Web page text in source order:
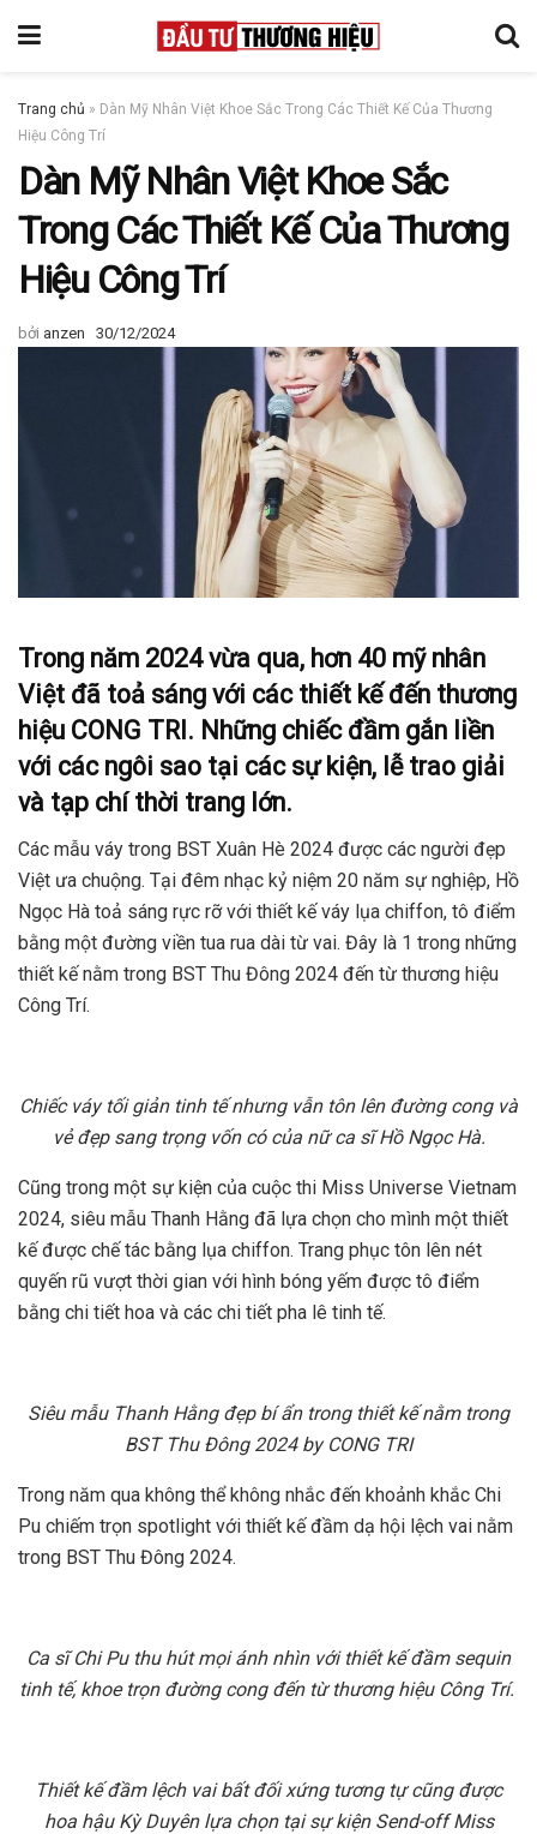
Trang chủ » Dàn Mỹ Nhân Việt Khoe Sắc Trong Các Thiết Kế Của Thương
Hiệu Công Trí
Dàn Mỹ Nhân Việt Khoe Sắc
Trong Các Thiết Kế Của Thương
Hiệu Công Trí
bởi anzen 30/12/2024
Trong năm 2024 vừa qua, hơn 40 mỹ nhân
Việt đã toả sáng với các thiết kế đến thương
hiệu CONG TRI. Những chiếc đầm gắn liền
với các ngôi sao tại các sự kiện, lễ trao giải
và tạp chí thời trang lớn.
Các mẫu váy trong BST Xuân Hè 2024 được các người đẹp
Việt ưa chuộng. Tại đêm nhạc kỷ niệm 20 năm sự nghiệp, Hồ
Ngọc Hà toả sáng rực rỡ với thiết kế váy lụa chiffon, tô điểm
bằng một đường viền tua rua dài từ vai. Đây là 1 trong những
thiết kế nằm trong BST Thu Đông 2024 đến từ thương hiệu
Công Trí.
Chiếc váy tối giản tinh tế nhưng vẫn tôn lên đường cong và
vẻ đẹp sang trọng vốn có của nữ ca sĩ Hồ Ngọc Hà.
Cũng trong một sự kiện của cuộc thi Miss Universe Vietnam
2024, siêu mẫu Thanh Hằng đã lựa chọn cho mình một thiết
kế được chế tác bằng lụa chiffon. Trang phục tôn lên nét
quyến rũ vượt thời gian với hình bóng yếm được tô điểm
bằng chi tiết hoa và các chi tiết pha lê tinh tế.
Siêu mẫu Thanh Hằng đẹp bí ẩn trong thiết kế nằm trong
BST Thu Đông 2024 by CONG TRI
Trong năm qua không thể không nhắc đến khoảnh khắc Chi
Pu chiếm trọn spotlight với thiết kế đầm dạ hội lệch vai nằm
trong BST Thu Đông 2024.
Ca sĩ Chi Pu thu hút mọi ánh nhìn với thiết kế đầm sequin
tinh tế, khoe trọn đường cong đến từ thương hiệu Công Trí.
Thiết kế đầm lệch vai bất đối xứng tương tự cũng được
hoa hậu Kỳ Duyên lựa chọn tại sự kiện Send-off Miss